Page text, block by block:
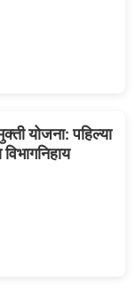
योजना: पहिल्या